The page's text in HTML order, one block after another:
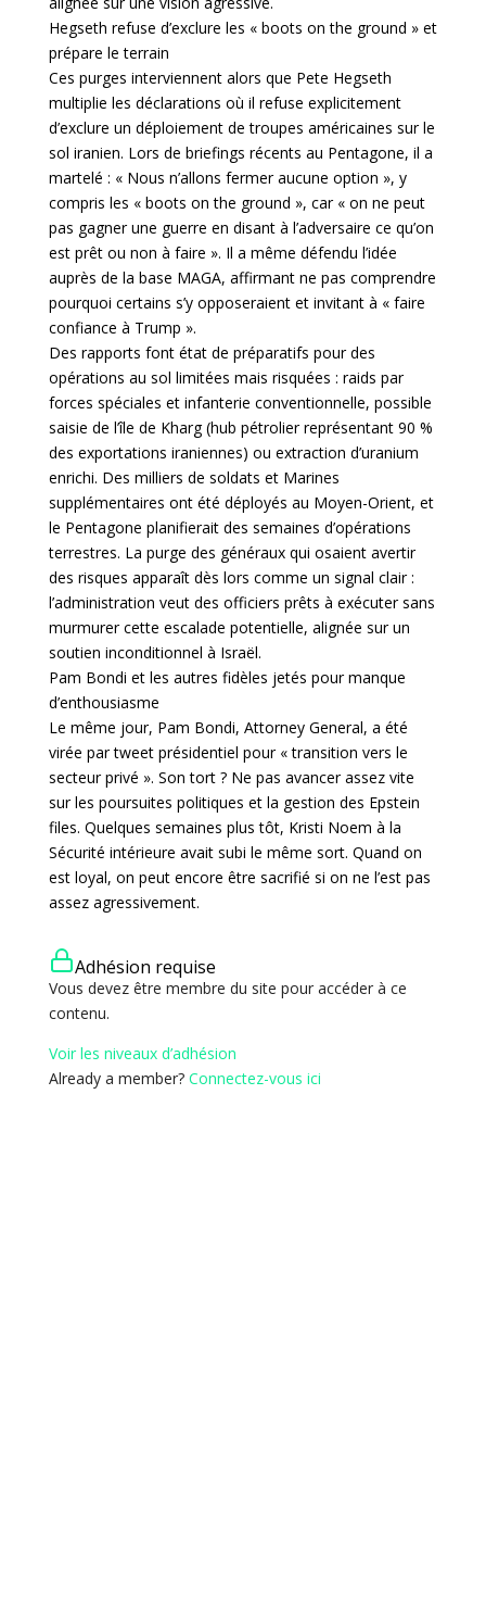
Hegseth refuse d’exclure les « boots on the ground » et
prépare le terrain
Ces purges interviennent alors que Pete Hegseth
multiplie les déclarations où il refuse explicitement
d’exclure un déploiement de troupes américaines sur le
sol iranien. Lors de briefings récents au Pentagone, il a
martelé : « Nous n’allons fermer aucune option », y
compris les « boots on the ground », car « on ne peut
pas gagner une guerre en disant à l’adversaire ce qu’on
est prêt ou non à faire ». Il a même défendu l’idée
auprès de la base MAGA, affirmant ne pas comprendre
pourquoi certains s’y opposeraient et invitant à « faire
confiance à Trump ».
Des rapports font état de préparatifs pour des
opérations au sol limitées mais risquées : raids par
forces spéciales et infanterie conventionnelle, possible
saisie de l’île de Kharg (hub pétrolier représentant 90 %
des exportations iraniennes) ou extraction d’uranium
enrichi. Des milliers de soldats et Marines
supplémentaires ont été déployés au Moyen-Orient, et
le Pentagone planifierait des semaines d’opérations
terrestres. La purge des généraux qui osaient avertir
des risques apparaît dès lors comme un signal clair :
l’administration veut des officiers prêts à exécuter sans
murmurer cette escalade potentielle, alignée sur un
soutien inconditionnel à Israël.
Pam Bondi et les autres fidèles jetés pour manque
d’enthousiasme
Le même jour, Pam Bondi, Attorney General, a été
virée par tweet présidentiel pour « transition vers le
secteur privé ». Son tort ? Ne pas avancer assez vite
sur les poursuites politiques et la gestion des Epstein
files. Quelques semaines plus tôt, Kristi Noem à la
Sécurité intérieure avait subi le même sort. Quand on
est loyal, on peut encore être sacrifié si on ne l’est pas
assez agressivement.
Adhésion requise
Vous devez être membre du site pour accéder à ce
contenu.
Voir les niveaux d’adhésion
Already a member? Connectez-vous ici